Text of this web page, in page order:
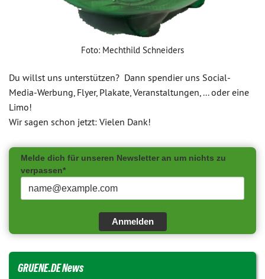
Foto: Mechthild Schneiders
Du willst uns unterstützen? Dann spendier uns Social-
Media-Werbung, Flyer, Plakate, Veranstaltungen, ... oder eine
Limo!
Wir sagen schon jetzt: Vielen Dank!
Melde dich für unseren Newsletter an um nichts zu
verpassen*
Anmelden
GRUENE.DE News